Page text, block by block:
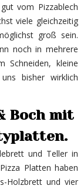
vom Pizzablech
viele gleichzeitig
groß sein.
noch in mehrere
Schneiden, kleine
bisher wirklich
Boch mit
und Teller in
Platten haben
Holzbrett und vier